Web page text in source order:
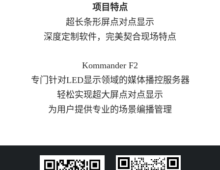
项目特点
超长条形屏点对点显示
深度定制软件，完美契合现场特点
Kommander F2
专门针对LED显示领域的媒体播控服务器
轻松实现超大屏点对点显示
为用户提供专业的场景编播管理